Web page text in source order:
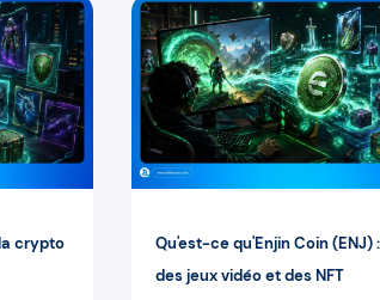
crypto
la crypto des jeux vidéo et des NFT
Qu'est-ce qu'Enjin Coin (ENJ)
des jeux vidéo et des NFT
Qu'est-ce qu'Enjin Coin